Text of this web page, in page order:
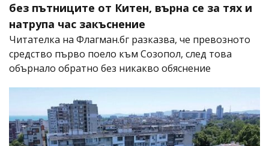
без пътниците от Китен, върна се за тях и
натрупа час закъснение
Читателка на Флагман.бг разказва, че превозното
средство първо поело към Созопол, след това
обърнало обратно без никакво обяснение